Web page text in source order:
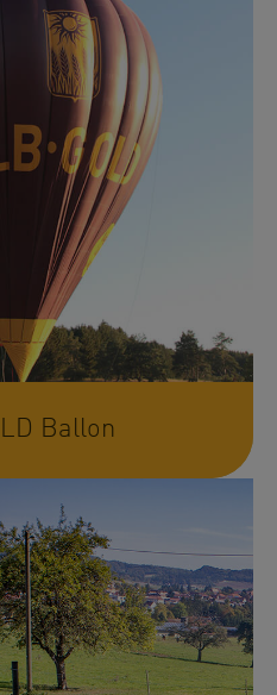
Ballon